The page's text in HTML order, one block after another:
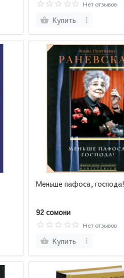
Нет отзывов
Купить
Меньше пафоса, господа!
92 сомони
Нет отзывов
Купить